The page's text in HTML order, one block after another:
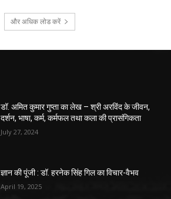
और अधिक लोड करें
डॉ. अमित कुमार गुप्ता का लेख – श्री अरविंद के जीवन,
दर्शन, भाषा, कर्म, कर्मफल तथा कला की प्रासंगिकता
July 27, 2024
ज्ञान की पूंजी : डॉ. हरनेक सिंह गिल का विचार-वैभव
April 19, 2025